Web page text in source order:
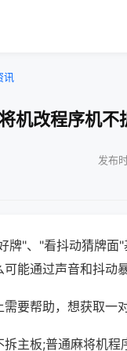
讯
机改程序机
发布
牌"、"看抖动猜牌面
能通过声音和抖动
需要帮助，想获取一
主板;普通麻将机